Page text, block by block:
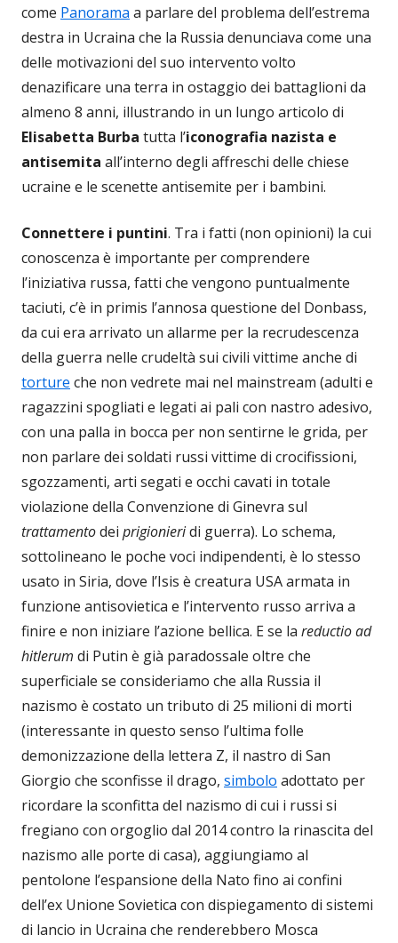
come Panorama a parlare del problema dell’estrema
destra in Ucraina che la Russia denunciava come una
delle motivazioni del suo intervento volto
denazificare una terra in ostaggio dei battaglioni da
almeno 8 anni, illustrando in un lungo articolo di
Elisabetta Burba tutta l’iconografia nazista e
antisemita all’interno degli affreschi delle chiese
ucraine e le scenette antisemite per i bambini.
Connettere i puntini. Tra i fatti (non opinioni) la cui
conoscenza è importante per comprendere
l’iniziativa russa, fatti che vengono puntualmente
taciuti, c’è in primis l’annosa questione del Donbass,
da cui era arrivato un allarme per la recrudescenza
della guerra nelle crudeltà sui civili vittime anche di
torture che non vedrete mai nel mainstream (adulti e
ragazzini spogliati e legati ai pali con nastro adesivo,
con una palla in bocca per non sentirne le grida, per
non parlare dei soldati russi vittime di crocifissioni,
sgozzamenti, arti segati e occhi cavati in totale
violazione della Convenzione di Ginevra sul
trattamentodei prigionieridi guerra). Lo schema,
sottolineano le poche voci indipendenti, è lo stesso
usato in Siria, dove l’Isis è creatura USA armata in
funzione antisovietica e l’intervento russo arriva a
finire e non iniziare l’azione bellica. E se la reductio ad
hitlerum di Putin è già paradossale oltre che
superficiale se consideriamo che alla Russia il
nazismo è costato un tributo di 25 milioni di morti
(interessante in questo senso l’ultima folle
demonizzazione della lettera Z, il nastro di San
Giorgio che sconfisse il drago, simbolo adottato per
ricordare la sconfitta del nazismo di cui i russi si
fregiano con orgoglio dal 2014 contro la rinascita del
nazismo alle porte di casa), aggiungiamo al
pentolone l’espansione della Nato fino ai confini
dell’ex Unione Sovietica con dispiegamento di sistemi
di lancio in Ucraina che renderebbero Mosca